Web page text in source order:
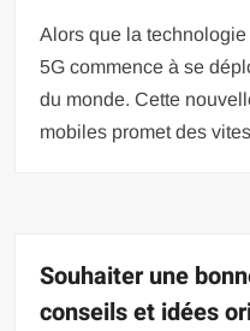
Alors que la
5G commence à se
du monde. Cette
mobiles promet des
Souhaiter une
conseils et idées